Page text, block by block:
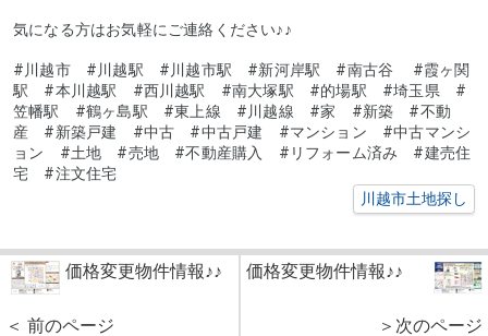
気になる方はお気軽にご連絡ください♪♪
#川越市 #川越駅 #川越市駅 #新河岸駅 #南古谷 #霞ヶ関
駅 #本川越駅 #西川越駅 #南大塚駅 #的場駅 #埼玉県 #
笠幡駅 #鶴ヶ島駅 #東上線 #川越線 #家 #新築 #不動
産 #新築戸建 #中古 #中古戸建 #マンション #中古マンシ
ョン #土地 #売地 #不動産購入 #リフォーム済み #建売住
宅 #注文住宅
川越市土地探し
価格変更物件情報♪♪
＜ 前のページ
価格変更物件情報♪♪
＞次のページ